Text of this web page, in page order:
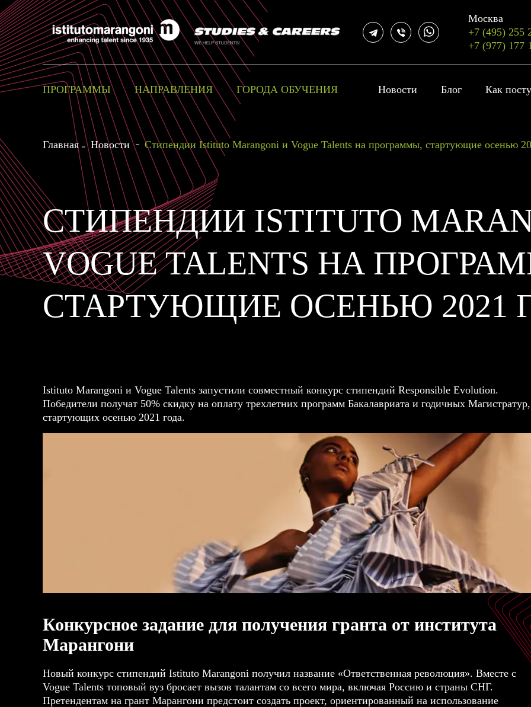
Москва
+7 (495) 255
+7 (977) 177
ПРОГРАММЫ НАПРАВЛЕНИЯ ГОРОДА ОБУЧЕНИЯ Новости Блог Как
Главная Новости Стипендии Istituto Marangoni и Vogue Talents на программы, стартующие осенью
СТИПЕНДИИ ISTITUTO
VOGUE TALENTS НА
СТАРТУЮЩИЕ ОСЕНЬЮ 2021
Istituto Marangoni и Vogue Talents запустили совместный конкурс стипендий Responsible Evolution.
Победители получат 50% скидку на оплату трехлетних программ Бакалавриата и годичных Магистратур,
стартующих осенью 2021 года.
Конкурсное задание для получения гранта от института
Марангони
Новый конкурс стипендий Istituto Marangoni получил название «Ответственная революция». Вместе с
Vogue Talents топовый вуз бросает вызов талантам со всего мира, включая Россию и страны СНГ.
Претендентам на грант Марангони предстоит создать проект, ориентированный на использование